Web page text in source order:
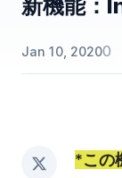
新機能：
Jan 10, 20200
*この